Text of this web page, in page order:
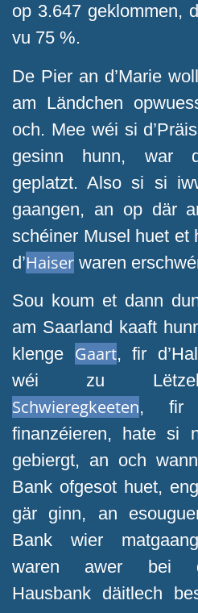
op 3.647 geklommen,
vu 75 %.
De Pier an d’Marie
am Ländchen
och. Mee wéi si
gesinn hunn, war
geplatzt. Also si si
gaangen, an op där
schéiner Musel huet et
d’Haiser waren
Sou koum et dann
am Saarland kaaft
klenge Gaart, fir
wéi zu
Schwieregkeeten, fir
finanzéieren, hate si
gebiergt, an och
Bank ofgesot huet,
gär ginn, an
Bank wier
waren awer bei
Hausbank däitlech